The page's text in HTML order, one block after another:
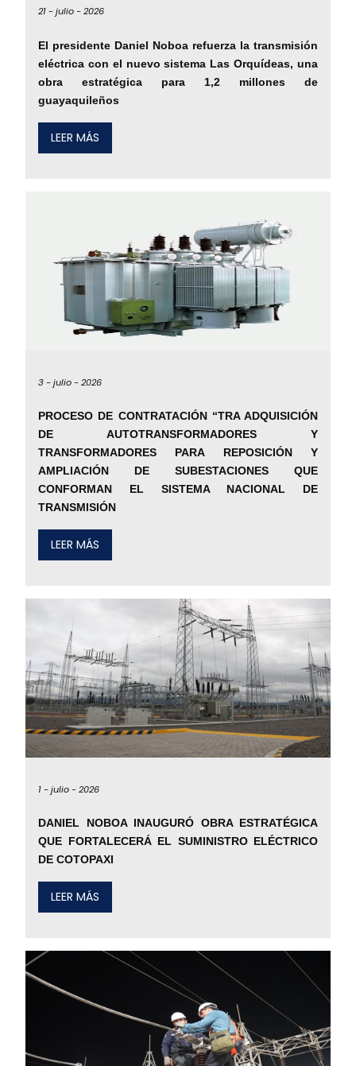
21 -julio -2026
El presidente Daniel Noboa refuerza la transmisión
eléctrica con el nuevo sistema Las Orquídeas, una
obra estratégica para 1,2 millones de
guayaquileños
LEER MÁS
3 -julio -2026
PROCESO DE CONTRATACIÓN “TRA ADQUISICIÓN
DE AUTOTRANSFORMADORES Y
TRANSFORMADORES PARA REPOSICIÓN Y
AMPLIACIÓN DE SUBESTACIONES QUE
CONFORMAN EL SISTEMA NACIONAL DE
TRANSMISIÓN
LEER MÁS
1 -julio -2026
DANIEL NOBOA INAUGURÓ OBRA ESTRATÉGICA
QUE FORTALECERÁ EL SUMINISTRO ELÉCTRICO
DE COTOPAXI
LEER MÁS